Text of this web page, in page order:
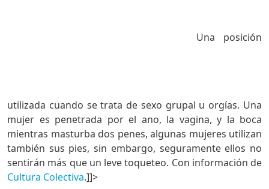
Una posición
utilizada cuando se trata de sexo grupal u orgías. Una
mujer es penetrada por el ano, la vagina, y la boca
mientras masturba dos penes, algunas mujeres utilizan
también sus pies, sin embargo, seguramente ellos no
sentirán más que un leve toqueteo. Con información de
Cultura Colectiva.]]>